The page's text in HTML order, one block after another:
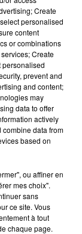
:
Create
personalised
content
or combinations
Create
personalised
prevent and
and content;
may
data to offer
actively
data from
based on
ou affiner en
mes choix".
sans
ce site. Vous
à tout
chaque page.